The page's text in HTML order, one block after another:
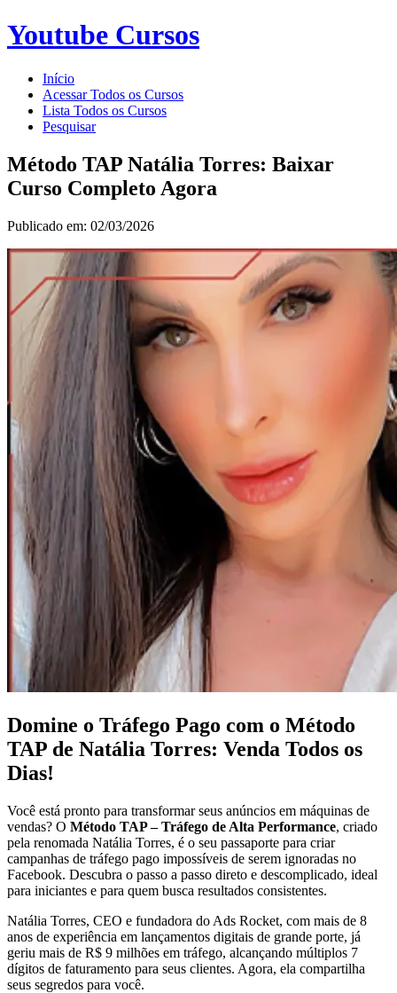
Youtube Cursos
Início
Acessar Todos os Cursos
Lista Todos os Cursos
Pesquisar
Método TAP Natália Torres: Baixar
Curso Completo Agora
Publicado em: 02/03/2026
Domine o Tráfego Pago com o Método
TAP de Natália Torres: Venda Todos os
Dias!
Você está pronto para transformar seus anúncios em máquinas de
vendas? O Método TAP – Tráfego de Alta Performance, criado
pela renomada Natália Torres, é o seu passaporte para criar
campanhas de tráfego pago impossíveis de serem ignoradas no
Facebook. Descubra o passo a passo direto e descomplicado, ideal
para iniciantes e para quem busca resultados consistentes.
Natália Torres, CEO e fundadora do Ads Rocket, com mais de 8
anos de experiência em lançamentos digitais de grande porte, já
geriu mais de R$ 9 milhões em tráfego, alcançando múltiplos 7
dígitos de faturamento para seus clientes. Agora, ela compartilha
seus segredos para você.